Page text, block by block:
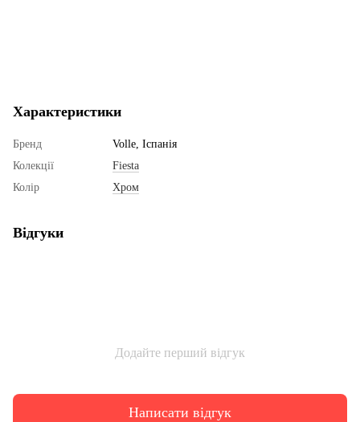
Характеристики
Бренд
Volle, Іспанія
Колекції
Fiesta
Колір
Хром
Відгуки
Додайте перший відгук
Написати відгук